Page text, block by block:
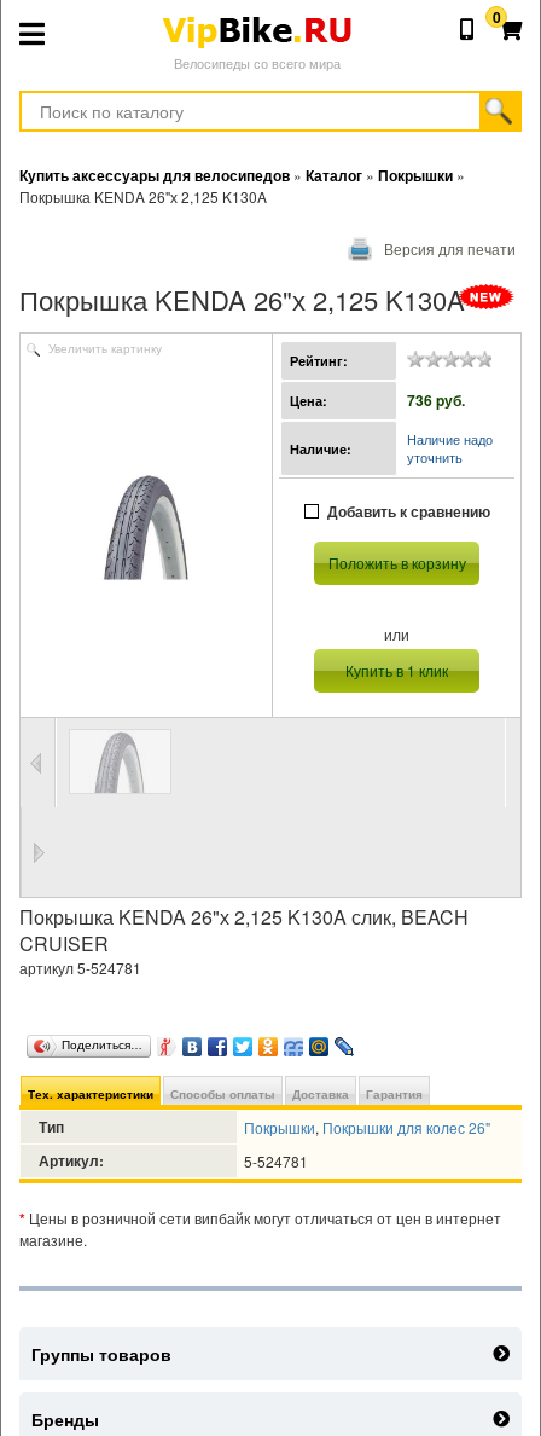
Велосипеды со всего мира
0
Купить аксессуары для велосипедов » Каталог » Покрышки »
Покрышка KENDA 26"х 2,125 K130A
Версия для печати
Покрышка KENDA 26"х 2,125 K130A
Увеличить картинку
Рейтинг:
Цена: 736 pуб.
Наличие:
Наличие надо
уточнить
Добавить к сравнению
Положить в корзину
или
Купить в 1 клик
Покрышка KENDA 26"х 2,125 K130A слик, BEACH
CRUISER
артикул 5-524781
Поделиться…
Тех. характеристики Способы оплаты Доставка Гарантия
Тип Покрышки, Покрышки для колес 26"
Артикул: 5-524781
* Цены в розничной сети випбайк могут отличаться от цен в интернет
магазине.
Группы товаров
Бренды